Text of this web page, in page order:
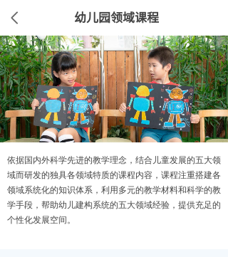
幼儿园领域课程
依据国内外科学先进的教学理念，结合儿童发展的五大领
域而研发的独具各领域特质的课程内容，课程注重搭建各
领域系统化的知识体系，利用多元的教学材料和科学的教
学手段，帮助幼儿建构系统的五大领域经验，提供充足的
个性化发展空间。